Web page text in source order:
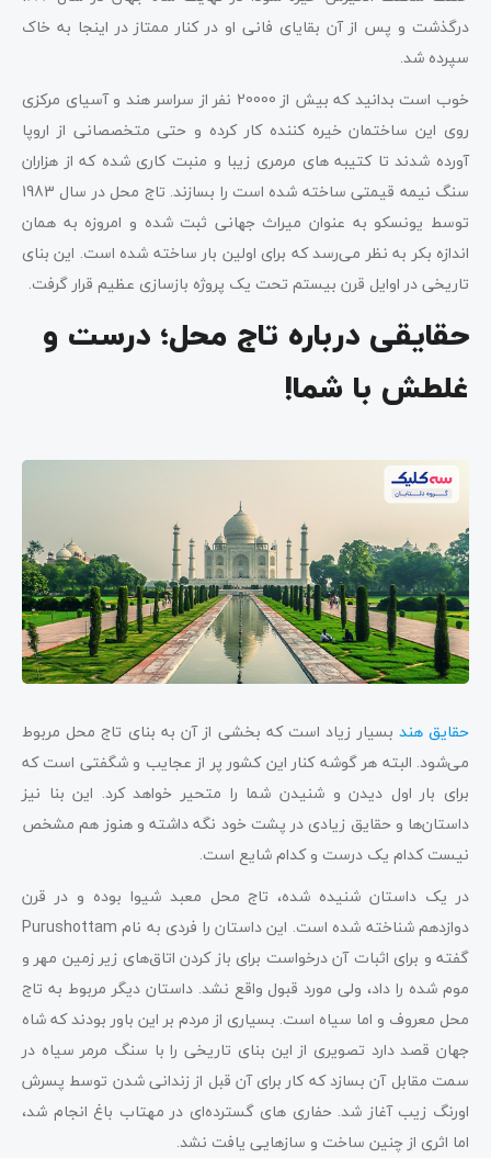
درگذشت و پس از آن بقایای فانی او در کنار ممتاز در اینجا به خاک
سپرده شد.
خوب است بدانید که بیش از 20000 نفر از سراسر هند و آسیای مرکزی
روی این ساختمان خیره کننده کار کرده و حتی متخصصانی از اروپا
آورده شدند تا کتیبه های مرمری زیبا و منبت کاری شده که از هزاران
سنگ نیمه قیمتی ساخته شده است را بسازند. تاج محل در سال 1983
توسط یونسکو به عنوان میراث جهانی ثبت شده و امروزه به همان
اندازه بکر به نظر می‌رسد که برای اولین بار ساخته شده است. این بنای
تاریخی در اوایل قرن بیستم تحت یک پروژه بازسازی عظیم قرار گرفت.
حقایقی درباره تاج محل؛ درست و
غلطش با شما!
حقایق هند بسیار زیاد است که بخشی از آن به بنای تاج محل مربوط
می‌شود. البته هر گوشه کنار این کشور پر از عجایب و شگفتی است که
برای بار اول دیدن و شنیدن شما را متحیر خواهد کرد. این بنا نیز
داستان‌ها و حقایق زیادی در پشت خود نگه داشته و هنوز هم مشخص
نیست کدام یک درست و کدام شایع است.
در یک داستان شنیده شده، تاج محل معبد شیوا بوده و در قرن
دوازدهم شناخته شده است. این داستان را فردی به نام Purushottam
گفته و برای اثبات آن درخواست برای باز کردن اتاق‌های زیر زمین مهر و
موم شده را داد، ولی مورد قبول واقع نشد. داستان دیگر مربوط به تاج
محل معروف و اما سیاه است. بسیاری از مردم بر این باور بودند که شاه
جهان قصد دارد تصویری از این بنای تاریخی را با سنگ مرمر سیاه در
سمت مقابل آن بسازد که کار برای آن قبل از زندانی شدن توسط پسرش
اورنگ زیب آغاز شد. حفاری های گسترده‌ای در مهتاب باغ انجام شد،
اما اثری از چنین ساخت و سازهایی یافت نشد.